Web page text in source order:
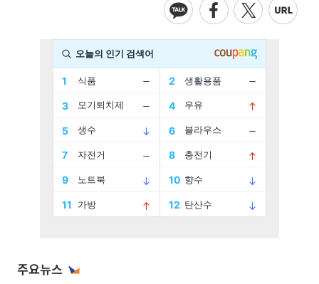
주요뉴스